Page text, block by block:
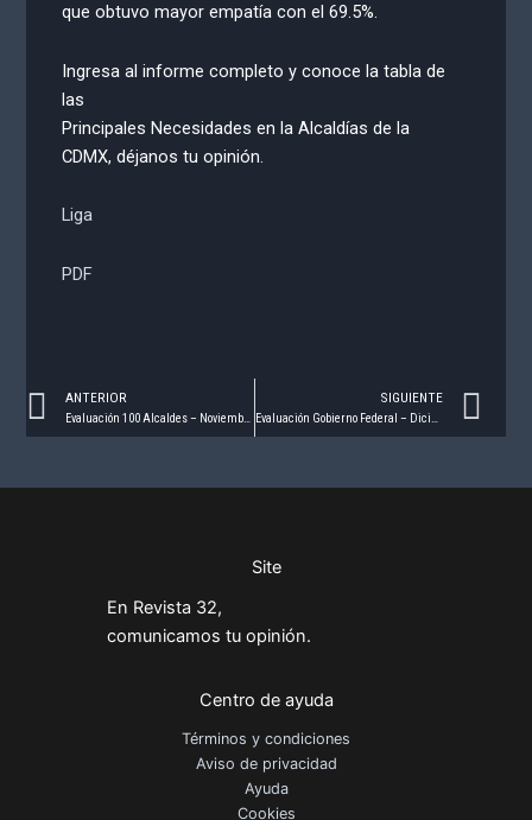
que obtuvo mayor empatía con el 69.5%.
Ingresa al informe completo y conoce la tabla de
las
Principales Necesidades en la Alcaldías de la
CDMX, déjanos tu opinión.
Liga
PDF
Prev
ANTERIOR SIGUIENTE
Site
En Revista 32,
comunicamos tu opinión.
Centro de ayuda
Términos y condiciones
Aviso de privacidad
Ayuda
Cookies